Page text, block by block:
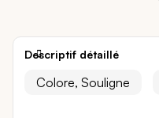
Descriptif détaillé
Colore, Souligne